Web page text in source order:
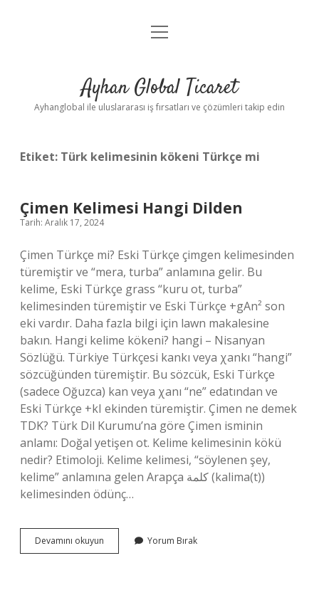
Anasayfa
Yasal Uyarı
menüyü
Ayhan Global Ticaret
Ayhanglobal ile uluslararası iş fırsatları ve çözümleri takip edin
Etiket: Türk kelimesinin kökeni Türkçe mi
Çimen Kelimesi Hangi Dilden
Tarih: Aralık 17, 2024
Çimen Türkçe mi? Eski Türkçe çimgen kelimesinden
türemiştir ve “mera, turba” anlamına gelir. Bu
kelime, Eski Türkçe grass “kuru ot, turba”
kelimesinden türemiştir ve Eski Türkçe +gAn² son
eki vardır. Daha fazla bilgi için lawn makalesine
bakın. Hangi kelime kökeni? hangi – Nisanyan
Sözlüğü. Türkiye Türkçesi kankı veya χankı “hangi”
sözcüğünden türemiştir. Bu sözcük, Eski Türkçe
(sadece Oğuzca) kan veya χanı “ne” edatından ve
Eski Türkçe +kI ekinden türemiştir. Çimen ne demek
TDK? Türk Dil Kurumu’na göre Çimen isminin
anlamı: Doğal yetişen ot. Kelime kelimesinin kökü
nedir? Etimoloji. Kelime kelimesi, “söylenen şey,
kelime” anlamına gelen Arapça كلمة (kalima(t))
kelimesinden ödünç…
Devamını okuyun
Kelimesi
Yorum Bırak